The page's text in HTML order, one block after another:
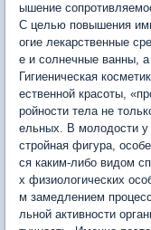
ышение
С целью повышения
огие лекарственные
е и солнечные ванны, а
Гигиеническая
ественной красоты,
ройности тела не
ельных. В молодости у
стройная фигура,
ся каким-либо видом
х физиологических
м замедлением
льной активности